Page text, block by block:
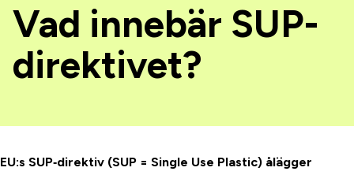
Vad innebär SUP-
direktivet?
EU:s SUP‑direktiv (SUP = Single Use Plastic) ålägger